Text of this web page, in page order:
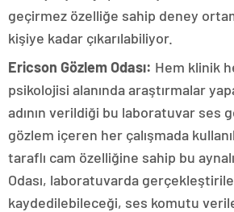
geçirmez özelliğe sahip deney
kişiye kadar çıkarılabiliyor.
Ericson Gözlem Odası: Hem klinik
psikolojisi alanında araştırmalar
adının verildiği bu laboratuvar ses
gözlem içeren her çalışmada
taraflı cam özelliğine sahip bu
Odası, laboratuvarda
kaydedilebileceği, ses komutu